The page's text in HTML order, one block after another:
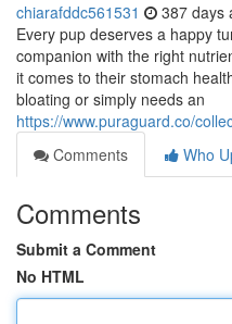
chiarafddc561531 387 days
Every pup deserves a happy
companion with the right
it comes to their stomach
bloating or simply needs an
https://www.puraguard.co/
Comments
Who
Comments
Submit a Comment
No HTML